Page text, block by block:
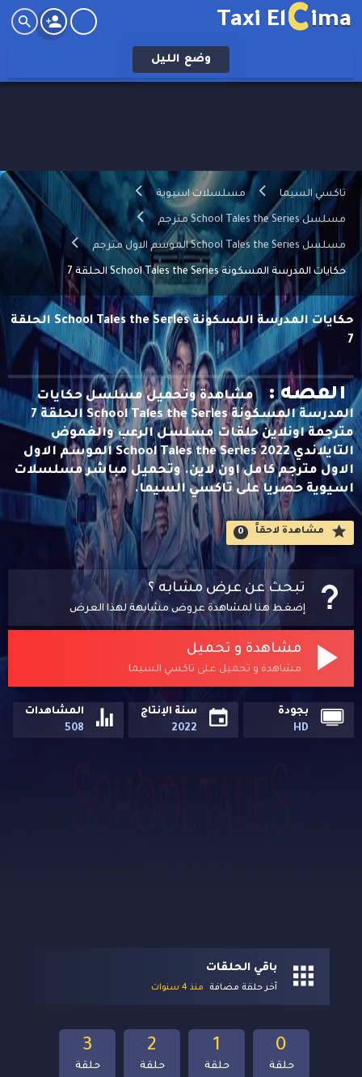
Taxi ElCima
وضع الليل
تاكسي السيما مسلسلات اسيوية
مسلسل School Tales the Series مترجم
مسلسل School Tales the Series الموسم الاول مترجم
حكايات المدرسة المسكونة School Tales the Series الحلقة 7
حكايات المدرسة المسكونة School Tales the Series الحلقة
7
القصه :
مشاهدة وتحميل مسلسل حكايات
المدرسة المسكونة School Tales the Series الحلقة 7
مترجمة اونلاين حلقات مسلسل الرعب والغموض
التايلاندي School Tales the Series 2022 الموسم الاول
الاول مترجم كامل اون لاين. وتحميل مباشر مسلسلات
اسيوية حصريا على تاكسي السيما.
مشاهدة لاحقاََ 0
تبحث عن عرض مشابه ؟
إضغط هنا لمشاهدة عروض مشابهة لهذا العرض
مشاهدة و تحميل
مشاهدة و تحميل على تاكسي السيما
بجودة
HD
سنة الإنتاج
2022
المشاهدات
508
باقي الحلقات
آخر حلقة مضافة منذ 4 سنوات
3
حلقة
2
حلقة
1
حلقة
0
حلقة